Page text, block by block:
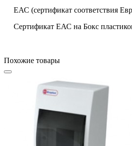
ЕАС (сертификат соответствия
Сертификат ЕАС на Бокс
Похожие товары